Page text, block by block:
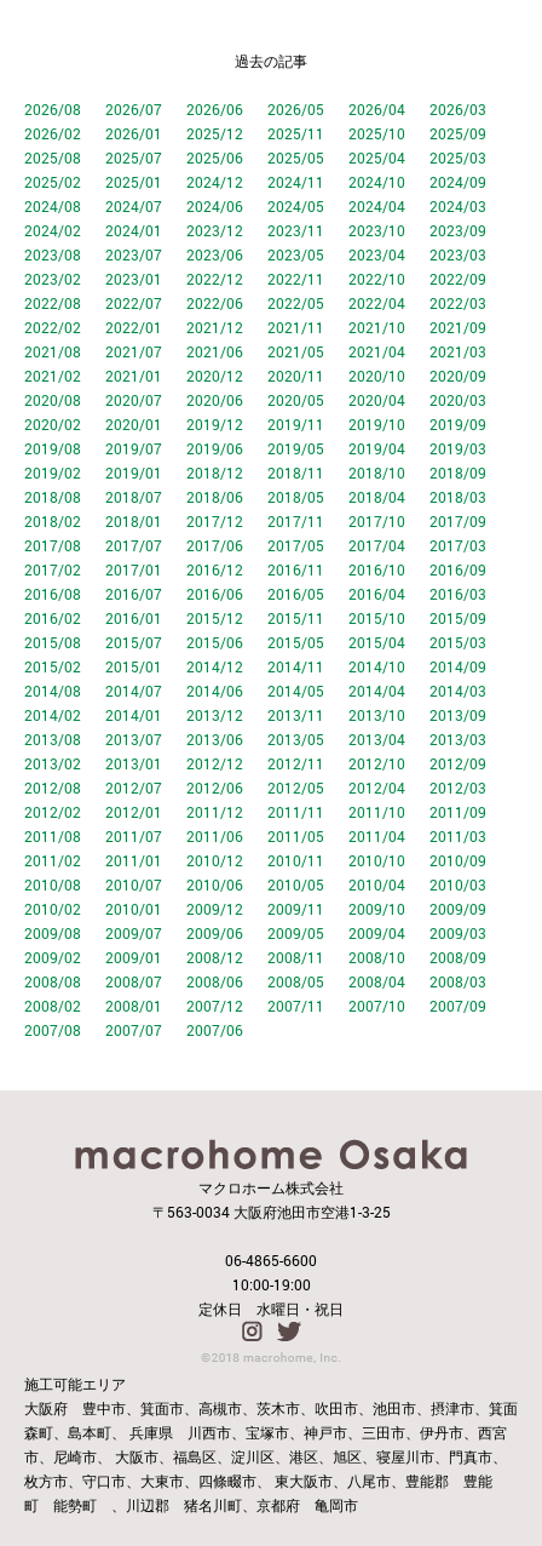
過去の記事
2026/08 2026/07 2026/06 2026/05 2026/04
2026/03
2026/02
2026/01 2025/12 2025/11 2025/10
2025/09
2025/08
2025/07 2025/06 2025/05 2025/04
2025/03
2025/02
2025/01 2024/12 2024/11 2024/10
2024/09
2024/08
2024/07 2024/06 2024/05 2024/04
2024/03
2024/02
2024/01 2023/12 2023/11 2023/10
2023/09
2023/08
2023/07 2023/06 2023/05 2023/04
2023/03
2023/02
2023/01 2022/12 2022/11 2022/10
2022/09
2022/08
2022/07 2022/06 2022/05 2022/04
2022/03
2022/02
2022/01 2021/12 2021/11 2021/10
2021/09
2021/08
2021/07 2021/06 2021/05 2021/04
2021/03
2021/02
2021/01 2020/12 2020/11 2020/10
2020/09
2020/08
2020/07 2020/06 2020/05 2020/04
2020/03
2020/02
2020/01 2019/12 2019/11 2019/10
2019/09
2019/08
2019/07 2019/06 2019/05 2019/04
2019/03
2019/02
2019/01 2018/12 2018/11 2018/10
2018/09
2018/08
2018/07 2018/06 2018/05 2018/04
2018/03
2018/02
2018/01 2017/12 2017/11 2017/10
2017/09
2017/08
2017/07 2017/06 2017/05 2017/04
2017/03
2017/02
2017/01 2016/12 2016/11 2016/10
2016/09
2016/08
2016/07 2016/06 2016/05 2016/04
2016/03
2016/02
2016/01 2015/12 2015/11 2015/10
2015/09
2015/08
2015/07 2015/06 2015/05 2015/04
2015/03
2015/02
2015/01 2014/12 2014/11 2014/10
2014/09
2014/08
2014/07 2014/06 2014/05 2014/04
2014/03
2014/02
2014/01 2013/12 2013/11 2013/10
2013/09
2013/08
2013/07 2013/06 2013/05 2013/04
2013/03
2013/02
2013/01 2012/12 2012/11 2012/10
2012/09
2012/08
2012/07 2012/06 2012/05 2012/04
2012/03
2012/02
2012/01 2011/12 2011/11 2011/10
2011/09
2011/08
2011/07 2011/06 2011/05 2011/04
2011/03
2011/02
2011/01 2010/12 2010/11 2010/10
2010/09
2010/08
2010/07 2010/06 2010/05 2010/04
2010/03
2010/02
2010/01 2009/12 2009/11 2009/10
2009/09
2009/08
2009/07 2009/06 2009/05 2009/04
2009/03
2009/02
2009/01 2008/12 2008/11 2008/10
2008/09
2008/08
2008/07 2008/06 2008/05 2008/04
2008/03
2008/02
2008/01 2007/12 2007/11 2007/10
2007/09
2007/08
2007/07 2007/06
マクロホーム株式会社
〒563-0034 大阪府池田市空港1-3-25
06-4865-6600
10:00-19:00
定休日 水曜日・祝日
施工可能エリア
大阪府 豊中市、箕面市、高槻市、茨木市、吹田市、池田市、摂津市、箕面
森町、島本町、
兵庫県 川西市、宝塚市、神戸市、三田市、伊丹市、西宮
市、尼崎市、
大阪市、福島区、淀川区、港区、旭区、寝屋川市、門真市、
枚方市、守口市、大東市、四條畷市、
東大阪市、八尾市、豊能郡 豊能
町 能勢町 、川辺郡 猪名川町、京都府 亀岡市